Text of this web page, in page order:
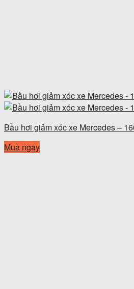
Bầu hơi giảm xóc xe Mercedes –
Mua ngay